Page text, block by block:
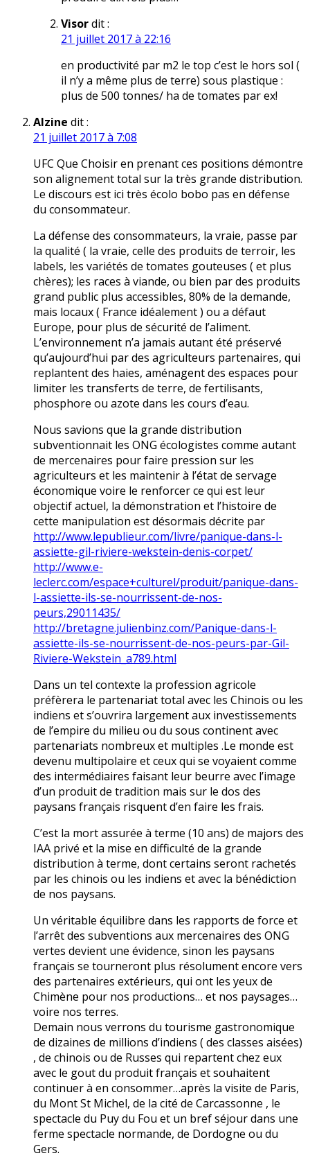
Visordit :
21 juillet 2017 à 22:16
en productivité par m2 le top c’est le hors sol (
il n’y a même plus de terre) sous plastique :
plus de 500 tonnes/ ha de tomates par ex!
Alzine dit :
21 juillet 2017 à 7:08
UFC Que Choisir en prenant ces positions démontre
son alignement total sur la très grande distribution.
Le discours est ici très écolo bobo pas en défense
du consommateur.
La défense des consommateurs, la vraie, passe par
la qualité ( la vraie, celle des produits de terroir, les
labels, les variétés de tomates gouteuses ( et plus
chères); les races à viande, ou bien par des produits
grand public plus accessibles, 80% de la demande,
mais locaux ( France idéalement ) ou a défaut
Europe, pour plus de sécurité de l’aliment.
L’environnement n’a jamais autant été préservé
qu’aujourd’hui par des agriculteurs partenaires, qui
replantent des haies, aménagent des espaces pour
limiter les transferts de terre, de fertilisants,
phosphore ou azote dans les cours d’eau.
Nous savions que la grande distribution
subventionnait les ONG écologistes comme autant
de mercenaires pour faire pression sur les
agriculteurs et les maintenir à l’état de servage
économique voire le renforcer ce qui est leur
objectif actuel, la démonstration et l’histoire de
cette manipulation est désormais décrite par
http://www.lepublieur.com/livre/panique-dans-l-
assiette-gil-riviere-wekstein-denis-corpet/
http://www.e-
leclerc.com/espace+culturel/produit/panique-dans-
l-assiette-ils-se-nourrissent-de-nos-
peurs,29011435/
http://bretagne.julienbinz.com/Panique-dans-l-
assiette-ils-se-nourrissent-de-nos-peurs-par-Gil-
Riviere-Wekstein_a789.html
Dans un tel contexte la profession agricole
préfèrera le partenariat total avec les Chinois ou les
indiens et s’ouvrira largement aux investissements
de l’empire du milieu ou du sous continent avec
partenariats nombreux et multiples .Le monde est
devenu multipolaire et ceux qui se voyaient comme
des intermédiaires faisant leur beurre avec l’image
d’un produit de tradition mais sur le dos des
paysans français risquent d’en faire les frais.
C’est la mort assurée à terme (10 ans) de majors des
IAA privé et la mise en difficulté de la grande
distribution à terme, dont certains seront rachetés
par les chinois ou les indiens et avec la bénédiction
de nos paysans.
Un véritable équilibre dans les rapports de force et
l’arrêt des subventions aux mercenaires des ONG
vertes devient une évidence, sinon les paysans
français se tourneront plus résolument encore vers
des partenaires extérieurs, qui ont les yeux de
Chimène pour nos productions… et nos paysages…
voire nos terres.
Demain nous verrons du tourisme gastronomique
de dizaines de millions d’indiens ( des classes aisées)
, de chinois ou de Russes qui repartent chez eux
avec le gout du produit français et souhaitent
continuer à en consommer…après la visite de Paris,
du Mont St Michel, de la cité de Carcassonne , le
spectacle du Puy du Fou et un bref séjour dans une
ferme spectacle normande, de Dordogne ou du
Gers.